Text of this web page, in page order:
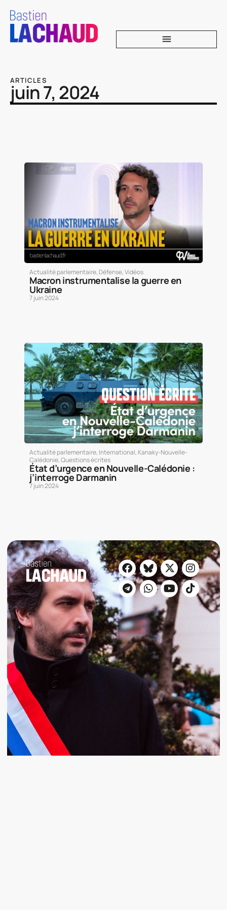
ARTICLES
juin 7, 2024
Actualité parlementaire, Défense,Vidéos
Macron instrumentalise la guerre en
Ukraine
7 juin 2024
Actualité parlementaire, International, Kanaky-Nouvelle-
Calédonie,Questions écrites
État d’urgence en Nouvelle-Calédonie :
j’interroge Darmanin
7 juin 2024